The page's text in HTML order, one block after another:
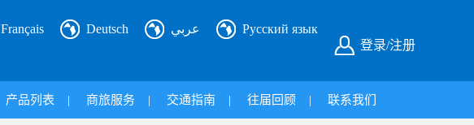
登录/注册
Français Deutsch عربي Русский язык
产品列表 | 商旅服务 | 交通指南 | 往届回顾 | 联系我们